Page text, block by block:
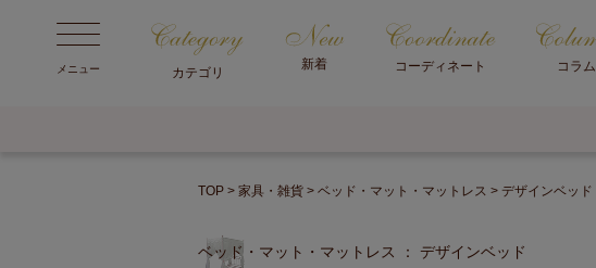
メニュー カテゴリ
新着 コーディネート コラム
TOP 家具・雑貨 ベッド・マット・マットレス デザインベッド
ベッド・マット・マットレス ： デザインベッド